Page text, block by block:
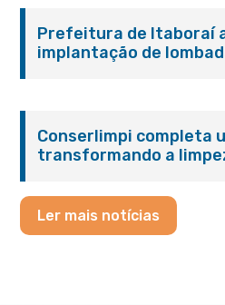
Prefeitura de Itaboraí
implantação de
Conserlimpi completa
transformando a
Ler mais notícias